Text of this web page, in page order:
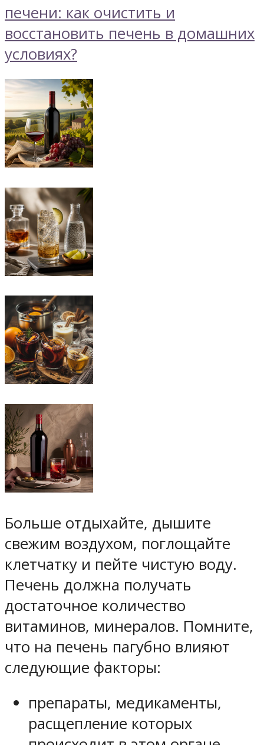
Больше отдыхайте, дышите
свежим воздухом, поглощайте
клетчатку и пейте чистую воду.
Печень должна получать
достаточное количество
витаминов, минералов. Помните,
что на печень пагубно влияют
следующие факторы:
препараты, медикаменты,
расщепление которых